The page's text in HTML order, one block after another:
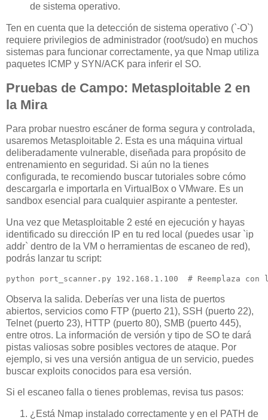
de sistema operativo.
Ten en cuenta que la detección de sistema operativo (`-O`)
requiere privilegios de administrador (root/sudo) en muchos
sistemas para funcionar correctamente, ya que Nmap utiliza
paquetes ICMP y SYN/ACK para inferir el SO.
Pruebas de Campo: Metasploitable 2 en
la Mira
Para probar nuestro escáner de forma segura y controlada,
usaremos Metasploitable 2. Esta es una máquina virtual
deliberadamente vulnerable, diseñada para propósito de
entrenamiento en seguridad. Si aún no la tienes
configurada, te recomiendo buscar tutoriales sobre cómo
descargarla e importarla en VirtualBox o VMware. Es un
sandbox esencial para cualquier aspirante a pentester.
Una vez que Metasploitable 2 esté en ejecución y hayas
identificado su dirección IP en tu red local (puedes usar `ip
addr` dentro de la VM o herramientas de escaneo de red),
podrás lanzar tu script:
python port_scanner.py 192.168.1.100  # Reemplaza
Observa la salida. Deberías ver una lista de puertos
abiertos, servicios como FTP (puerto 21), SSH (puerto 22),
Telnet (puerto 23), HTTP (puerto 80), SMB (puerto 445),
entre otros. La información de versión y tipo de SO te dará
pistas valiosas sobre posibles vectores de ataque. Por
ejemplo, si ves una versión antigua de un servicio, puedes
buscar exploits conocidos para esa versión.
Si el escaneo falla o tienes problemas, revisa tus pasos:
¿Está Nmap instalado correctamente y en el PATH de